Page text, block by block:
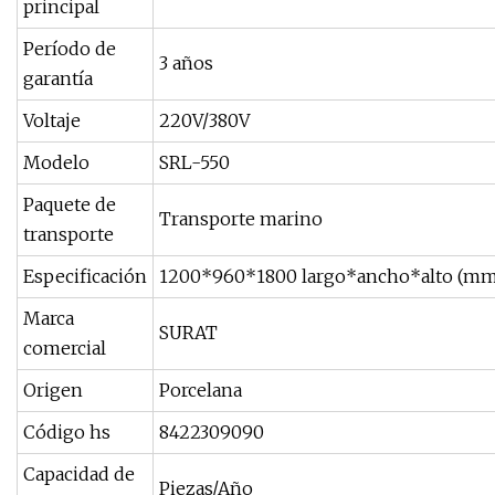
principal
Período de
garantía
3 años
Voltaje
220V/380V
Modelo
SRL-550
Paquete de
transporte
Transporte marino
Especificación 1200*960*1800 largo*ancho*alto
Marca
comercial
SURAT
Origen
Porcelana
Código hs
8422309090
Capacidad de
Piezas/Año